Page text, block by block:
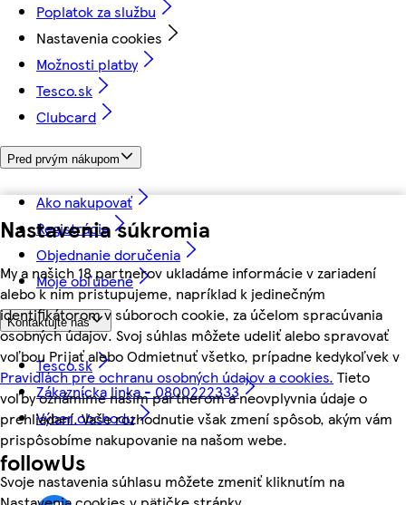
Nastavenia súkromia
My a našich 18 partnerov ukladáme informácie v zariadení
alebo k nim pristupujeme, napríklad k jedinečným
identifikátorom v súboroch cookie, za účelom spracúvania
osobných údajov. Svoj súhlas môžete udeliť alebo spravovať
voľbou Prijať alebo Odmietnuť všetko, prípadne kedykoľvek v
Pravidlách pre ochranu osobných údajov a cookies. Tieto
voľby oznámime našim partnerom a neovplyvnia údaje o
prehliadaní. Vaše rozhodnutie však zmení spôsob, akým vám
prispôsobíme nakupovanie na našom webe.
Svoje nastavenia súhlasu môžete zmeniť kliknutím na
Poplatok za službu
Nastavenia cookies
Možnosti platby
Tesco.sk
Clubcard
Pred prvým nákupom
Ako nakupovať
Registrácia
Objednanie doručenia
Moje obľúbené
Kontaktujte nás
Tesco.sk
Zákaznícka linka - 0800222333
Výber obchodu
followUs